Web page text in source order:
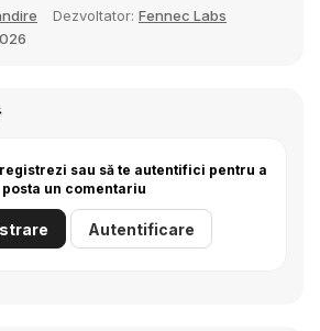
Dezvoltator: Fennec Labs
sau să te autentifici pentru a
posta un comentariu
Autentificare